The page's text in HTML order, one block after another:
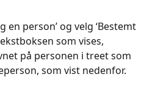
en person’ og velg ‘Bestemt
som vises,
på personen i treet som
som vist nedenfor.